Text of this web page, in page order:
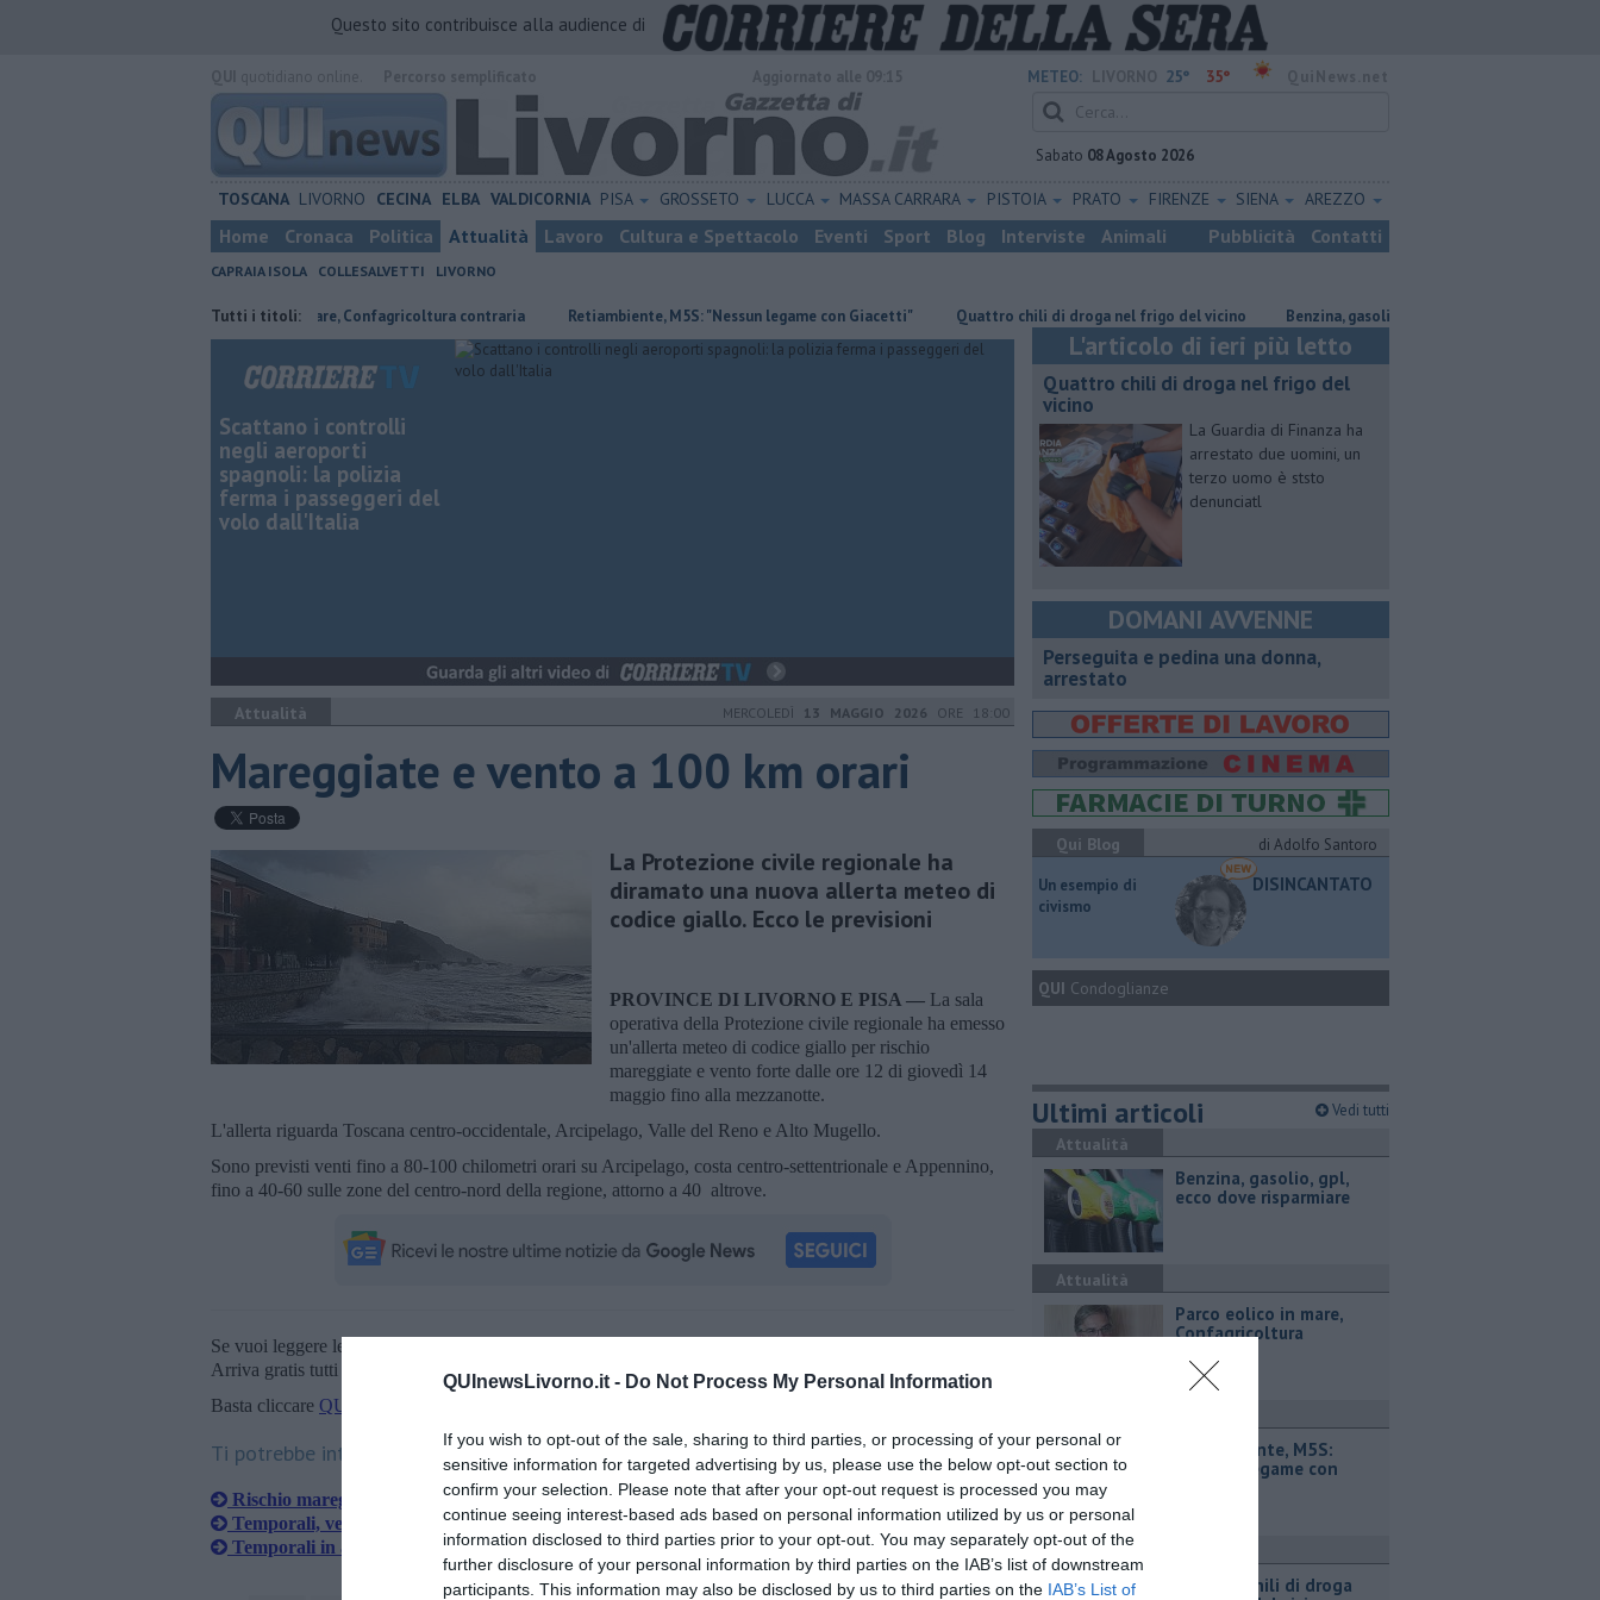
QUInewsLivorno.it - Do Not Process My Personal Information
If you wish to opt-out of the sale, sharing to third parties, or processing of your personal or
sensitive information for targeted advertising by us, please use the below opt-out section to
confirm your selection. Please note that after your opt-out request is processed you may
continue seeing interest-based ads based on personal information utilized by us or personal
information disclosed to third parties prior to your opt-out. You may separately opt-out of the
further disclosure of your personal information by third parties on the IAB’s list of downstream
participants. This information may also be disclosed by us to third parties on the IAB’s List of
Questo sito contribuisce alla audience di
METEO: 25° 35°
Sabato 08 Agosto 2026
TOSCANA LIVORNO CECINA ELBA VALDICORNIA PISA GROSSETO LUCCA MASSA CARRARA PISTOIA PRATO FIRENZE SIENA AREZZO
Home Cronaca Politica Attualità Lavoro Cultura e Spettacolo Eventi Sport Blog Interviste Animali Pubblicità Contatti
CAPRAIA ISOLA COLLESALVETTI LIVORNO
Tutti i titoli:
Parco eolico in mare, Confagricoltura contraria Retiambiente, M5S: "Nessun legame con Giacetti" Quattro chili di droga nel frigo del vicino ​Benzina, gasolio, gpl, ecco dove risparmiare
Scattano i controlli
negli aeroporti
spagnoli: la polizia
ferma i passeggeri del
volo dall'Italia
Attualità MERCOLEDÌ 13 MAGGIO 2026 ORE 18:00
Mareggiate e vento a 100 km orari
La Protezione civile regionale ha
diramato una nuova allerta meteo di
codice giallo. Ecco le previsioni
PROVINCE DI LIVORNO E PISA — La sala
operativa della Protezione civile regionale ha emesso
un'allerta meteo di codice giallo per rischio
mareggiate e vento forte dalle ore 12 di giovedì 14
maggio fino alla mezzanotte.
L'allerta riguarda Toscana centro-occidentale, Arcipelago, Valle del Reno e Alto Mugello.
Sono previsti venti fino a 80-100 chilometri orari su Arcipelago, costa centro-settentrionale e Appennino,
fino a 40-60 sulle zone del centro-nord della regione, attorno a 40 altrove.
Se vuoi leggere le notizie principali della Toscana iscriviti alla
Arriva gratis tutti i giorni alle 20:00 direttamente nella tua casella di posta.
Basta cliccare QUI
Ti potrebbe interessare anche:
Rischio mareggiate, allerta prorogata
Temporali, vento e mareggiate, nuova allerta
Temporali in arrivo e scatta l'allerta meteo
L'articolo di ieri più letto
Quattro chili di droga nel frigo del
vicino
La Guardia di Finanza ha
arrestato due uomini, un
terzo uomo è ststo
denunciatl
DOMANI AVVENNE
Perseguita e pedina una donna,
arrestato
Qui Blog
di Adolfo Santoro
​Un esempio di
civismo
DISINCANTATO
QUI Condoglianze
Ultimi articoli Vedi tutti
Attualità
​Benzina, gasolio, gpl,
ecco dove risparmiare
Attualità
Parco eolico in mare,
Confagricoltura
Retiambiente, M5S:
"Nessun legame con
Cronaca
Quattro chili di droga